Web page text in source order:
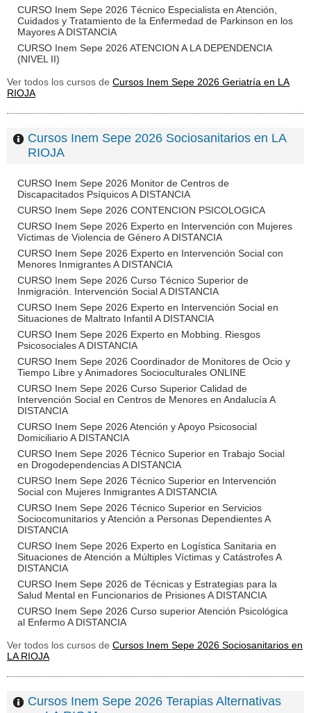
CURSO Inem Sepe 2026 Técnico Especialista en Atención,
Cuidados y Tratamiento de la Enfermedad de Parkinson en los
Mayores A DISTANCIA
CURSO Inem Sepe 2026 ATENCION A LA DEPENDENCIA
(NIVEL II)
Ver todos los cursos de Cursos Inem Sepe 2026 Geriatría en LA
RIOJA
Cursos Inem Sepe 2026 Sociosanitarios en LA
RIOJA
CURSO Inem Sepe 2026 Monitor de Centros de
Discapacitados Psíquicos A DISTANCIA
CURSO Inem Sepe 2026 CONTENCION PSICOLOGICA
CURSO Inem Sepe 2026 Experto en Intervención con Mujeres
Víctimas de Violencia de Género A DISTANCIA
CURSO Inem Sepe 2026 Experto en Intervención Social con
Menores Inmigrantes A DISTANCIA
CURSO Inem Sepe 2026 Curso Técnico Superior de
Inmigración. Intervención Social A DISTANCIA
CURSO Inem Sepe 2026 Experto en Intervención Social en
Situaciones de Maltrato Infantil A DISTANCIA
CURSO Inem Sepe 2026 Experto en Mobbing. Riesgos
Psicosociales A DISTANCIA
CURSO Inem Sepe 2026 Coordinador de Monitores de Ocio y
Tiempo Libre y Animadores Socioculturales ONLINE
CURSO Inem Sepe 2026 Curso Superior Calidad de
Intervención Social en Centros de Menores en Andalucía A
DISTANCIA
CURSO Inem Sepe 2026 Atención y Apoyo Psicosocial
Domiciliario A DISTANCIA
CURSO Inem Sepe 2026 Técnico Superior en Trabajo Social
en Drogodependencias A DISTANCIA
CURSO Inem Sepe 2026 Técnico Superior en Intervención
Social con Mujeres Inmigrantes A DISTANCIA
CURSO Inem Sepe 2026 Técnico Superior en Servicios
Sociocomunitarios y Atención a Personas Dependientes A
DISTANCIA
CURSO Inem Sepe 2026 Experto en Logística Sanitaria en
Situaciones de Atención a Múltiples Víctimas y Catástrofes A
DISTANCIA
CURSO Inem Sepe 2026 de Técnicas y Estrategias para la
Salud Mental en Funcionarios de Prisiones A DISTANCIA
CURSO Inem Sepe 2026 Curso superior Atención Psicológica
al Enfermo A DISTANCIA
Ver todos los cursos de Cursos Inem Sepe 2026 Sociosanitarios en
LA RIOJA
Cursos Inem Sepe 2026 Terapias Alternativas